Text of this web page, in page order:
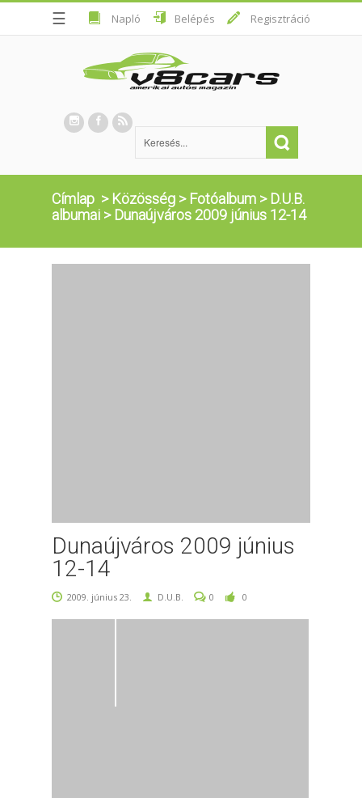
☰ Napló Belépés Regisztráció
Címlap > Közösség > Fotóalbum > D.U.B.
albumai > Dunaújváros 2009 június 12-14
Dunaújváros 2009 június
12-14
2009. június 23. D.U.B. 0 0